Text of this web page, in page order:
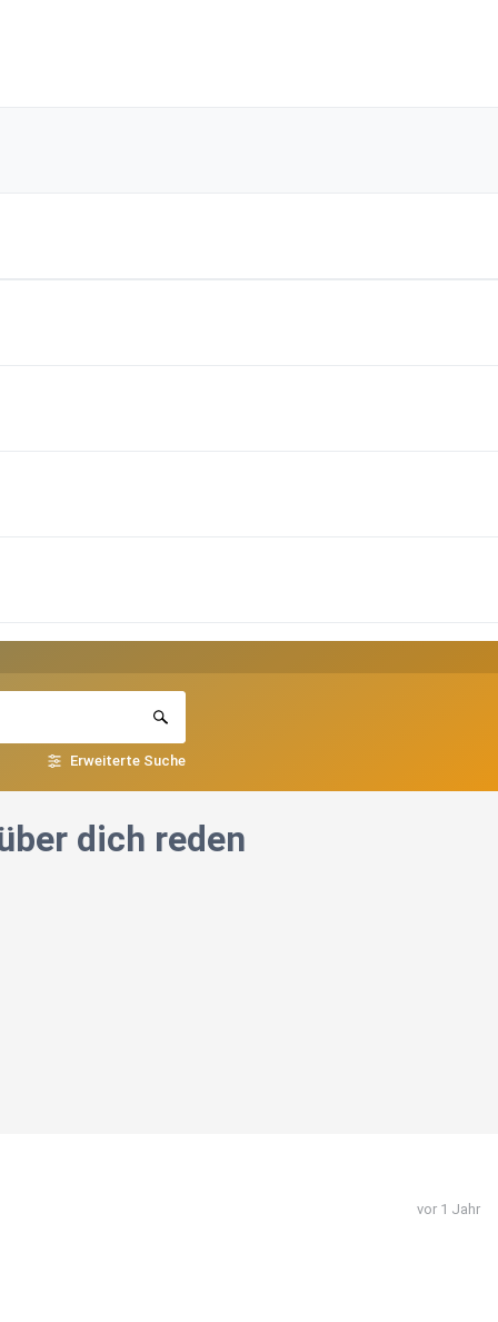
Erweiterte Suche
dich reden
vor 1 Jahr